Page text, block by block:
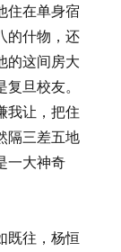
住在单身宿
的什物，还
的这间房大
旦校友。
我让，把住
隔三差五地
一大神奇
既往，杨恒